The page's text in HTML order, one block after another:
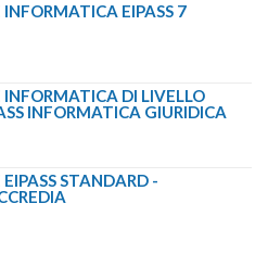
EIPASS 7
DI LIVELLO
INFORMATICA GIURIDICA
STANDARD -